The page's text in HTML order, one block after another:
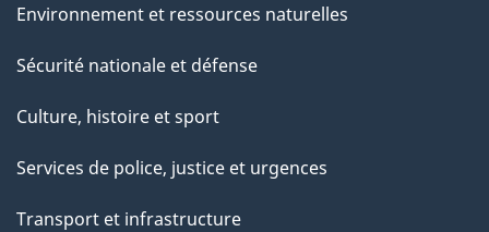
Environnement et ressources naturelles
Sécurité nationale et défense
Culture, histoire et sport
Services de police, justice et urgences
Transport et infrastructure